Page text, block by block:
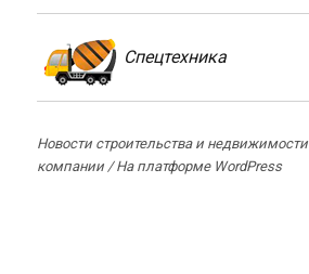
Спецтехника
Новости строительства и недвижимости
компании /На платформе WordPress